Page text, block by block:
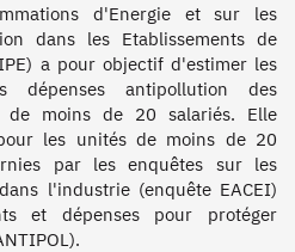
d'Energie et sur les
dans les Etablissements de
a pour objectif d'estimer les
dépenses antipollution des
de moins de 20 salariés. Elle
les unités de moins de 20
par les enquêtes sur les
l'industrie (enquête EACEI)
et dépenses pour protéger